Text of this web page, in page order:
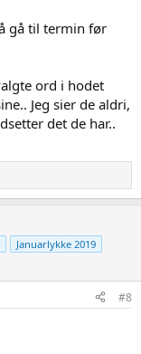
gå til termin før
ord i hodet
Jeg sier de aldri,
det de har..
Januarlykke 2019
#8